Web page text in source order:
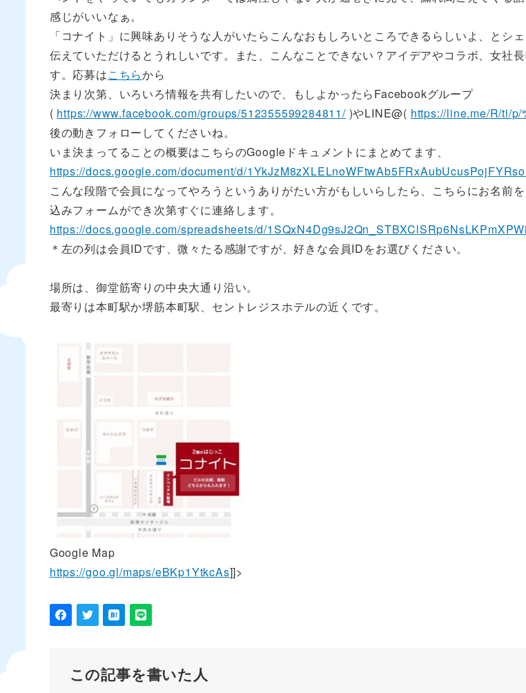
感じがいいなぁ。
「コナイト」に興味ありそうな人がいたらこんなおもしろいところできるらしいよ、とシ
伝えていただけるとうれしいです。また、こんなことできない？アイデアやコラボ、女社
す。応募はこちらから
決まり次第、いろいろ情報を共有したいので、もしよかったらFacebookグループ
( https://www.facebook.com/groups/512355599284811/)やLINE@( https://line.me/R/ti/p/
後の動きフォローしてくださいね。
いま決まってることの概要はこちらのGoogleドキュメントにまとめてます、
https://docs.google.com/document/d/
こんな段階で会員になってやろうというありがたい方がもしいらしたら、こちらにお名前
込みフォームができ次第すぐに連絡します。
https://docs.google.com/spreadsheets/d/
＊左の列は会員IDです、微々たる感謝ですが、好きな会員IDをお選びください。
場所は、御堂筋寄りの中央大通り沿い。
最寄りは本町駅か堺筋本町駅、セントレジスホテルの近くです。
Google Map
https://goo.gl/maps/eBKp1YtkcAs]]>
この記事を書いた人